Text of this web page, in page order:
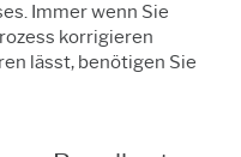
Immer wenn Sie
korrigieren
lässt, benötigen Sie